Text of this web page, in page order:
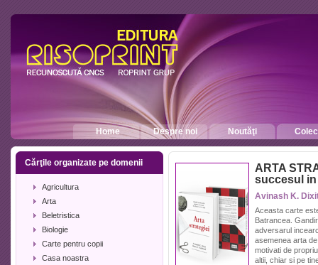
Home Despre noi Noutăţi
Cărţile organizate pe domenii
Agricultura
Arta
Beletristica
Biologie
Carte pentru copii
Casa noastra
ARTA
succesul
Avinash K.
Aceasta carte
Batrancea.
adversarul
asemenea arta
motivati de
altii, chiar si pe